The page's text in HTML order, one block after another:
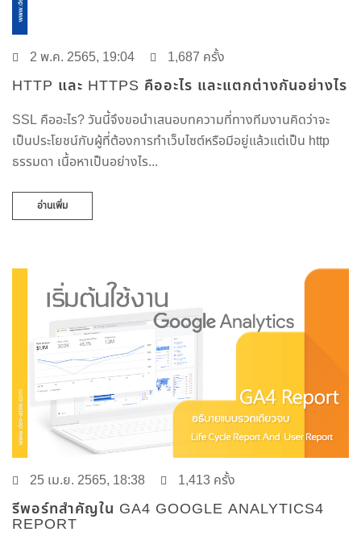
2 พ.ค. 2565, 19:04 1,687 ครั้ง
HTTP และ HTTPS คืออะไร และแตกต่างกันอย่างไร
SSL คืออะไร? วันนี้จึงขอนำเสนอบทความที่ทางทีมงานคิดว่าจะ
เป็นประโยชน์กับผู้ที่ต้องการทำเว็บไซต์หรือมีอยู่แล้วแต่เป็น http
ธรรมดา เนื้อหาเป็นอย่างไร...
อ่านเพิ่ม
25 เม.ย. 2565, 18:38 1,413 ครั้ง
รีพอร์ทสำคัญใน GA4 GOOGLE ANALYTICS4
REPORT